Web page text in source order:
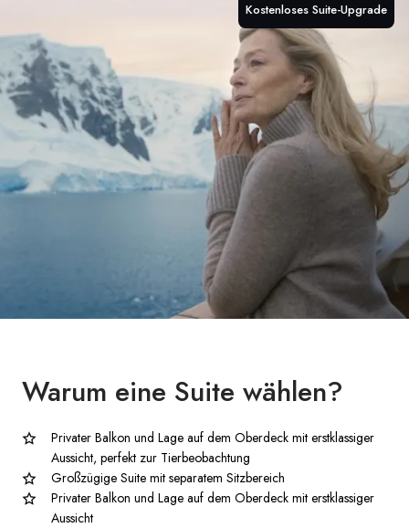
Norwegen
Kostenloses Suite-Upgrade
Warum eine Suite wählen?
Privater Balkon und Lage auf dem Oberdeck mit erstklassiger
Aussicht, perfekt zur Tierbeobachtung
Großzügige Suite mit separatem Sitzbereich
Privater Balkon und Lage auf dem Oberdeck mit erstklassiger
Aussicht